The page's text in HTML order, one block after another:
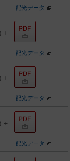
配光データ
+
配光データ
+
配光データ
+
配光データ